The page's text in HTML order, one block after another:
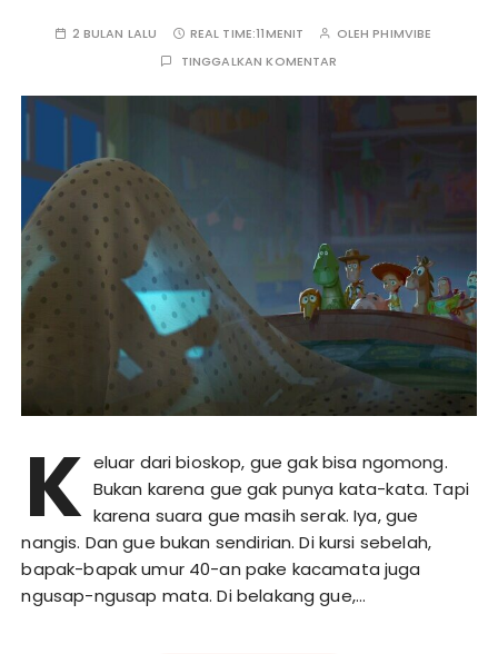
2 BULAN LALU REAL TIME:11MENIT OLEHPHIMVIBE
TINGGALKAN KOMENTAR
K eluar dari bioskop, gue gak bisa ngomong.
Bukan karena gue gak punya kata-kata. Tapi
karena suara gue masih serak. Iya, gue
nangis. Dan gue bukan sendirian. Di kursi sebelah,
bapak-bapak umur 40-an pake kacamata juga
ngusap-ngusap mata. Di belakang gue,…